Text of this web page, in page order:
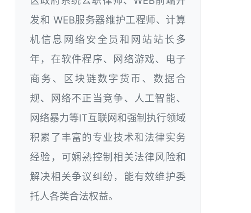
发和 WEB服务器维护工程师、计算
机信息网络安全员和网站站长多
年，在软件程序、网络游戏、电子
商务、区块链数字货币、数据合
规、网络不正当竞争、人工智能、
网络暴力等IT互联网和强制执行领域
积累了丰富的专业技术和法律实务
经验，可娴熟控制相关法律风险和
解决相关争议纠纷，能有效维护委
托人各类合法权益。